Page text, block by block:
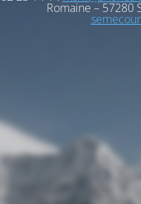
Romaine – 57280